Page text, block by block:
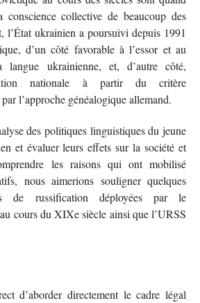
conscience collective de beaucoup des
l’État ukrainien a poursuivi depuis 1991
d’un côté favorable à l’essor et au
langue ukrainienne, et, d’autre côté,
nationale à partir du critère
l’approche généalogique allemand.
des politiques linguistiques du jeune
et évaluer leurs effets sur la société et
les raisons qui ont mobilisé
nous aimerions souligner quelques
de russification déployées par le
cours du XIXe siècle ainsi que l’URSS
d’aborder directement le cadre légal